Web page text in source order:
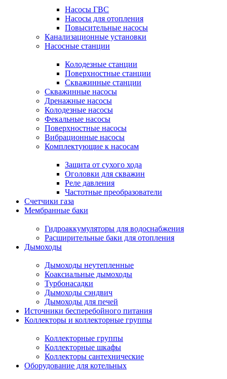
Насосы ГВС
Насосы для отопления
Повысительные насосы
Канализационные установки
Насосные станции
Колодезные станции
Поверхностные станции
Скважинные станции
Скважинные насосы
Дренажные насосы
Колодезные насосы
Фекальные насосы
Поверхностные насосы
Вибрационные насосы
Комплектующие к насосам
Защита от сухого хода
Оголовки для скважин
Реле давления
Частотные преобразователи
Счетчики газа
Мембранные баки
Гидроаккумуляторы для водоснабжения
Расширительные баки для отопления
Дымоходы
Дымоходы неутепленные
Коаксиальные дымоходы
Турбонасадки
Дымоходы сэндвич
Дымоходы для печей
Источники бесперебойного питания
Коллекторы и коллекторные группы
Коллекторные группы
Коллекторные шкафы
Коллекторы сантехнические
Оборудование для котельных